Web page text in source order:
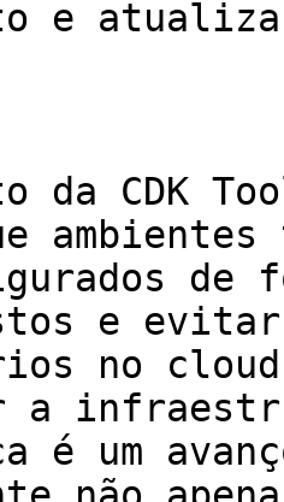
e
da CDK
de
e
no
a
é um